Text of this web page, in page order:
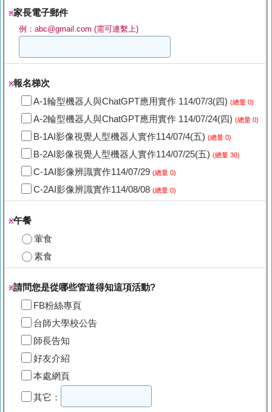
※
例：abc@gmail.com (需可連繫上)
※報名梯次
A-1輪型機器人與ChatGPT應用實作 114/07/3(四) (總量 0)
A-2輪型機器人與ChatGPT應用實作 114/07/24(四) (總量 0)
B-1AI影像視覺人型機器人實作114/07/4(五) (總量 0)
B-2AI影像視覺人型機器人實作114/07/25(五) (總量 30)
C-1AI影像辨識實作114/07/29 (總量 0)
C-2AI影像辨識實作114/08/08 (總量 0)
※午餐
葷食
素食
※請問您是從哪些管道得知這項活動?
FB粉絲專頁
台師大學校公告
師長告知
好友介紹
本處網頁
其它：